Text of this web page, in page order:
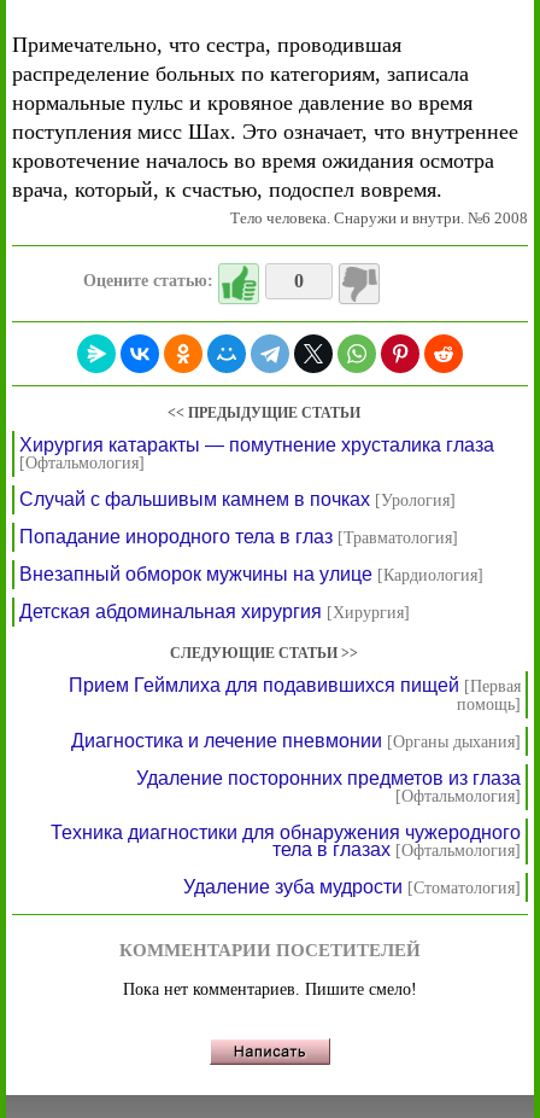
Примечательно, что сестра, проводившая
распределение больных по категориям, записала
нормальные пульс и кровяное давление во время
поступления мисс Шах. Это означает, что внутреннее
кровотечение началось во время ожидания осмотра
врача, который, к счастью, подоспел вовремя.
Тело человека. Снаружи и внутри. №6 2008
Оцените статью: 0
<< ПРЕДЫДУЩИЕ СТАТЬИ
Хирургия катаракты — помутнение хрусталика глаза
[Офтальмология]
Случай с фальшивым камнем в почках [Урология]
Попадание инородного тела в глаз [Травматология]
Внезапный обморок мужчины на улице [Кардиология]
Детская абдоминальная хирургия [Хирургия]
СЛЕДУЮЩИЕ СТАТЬИ >>
Прием Геймлиха для подавившихся пищей [Первая
помощь]
Диагностика и лечение пневмонии [Органы дыхания]
Удаление посторонних предметов из глаза
[Офтальмология]
Техника диагностики для обнаружения чужеродного
тела в глазах [Офтальмология]
Удаление зуба мудрости [Стоматология]
КОММЕНТАРИИ ПОСЕТИТЕЛЕЙ
Пока нет комментариев. Пишите смело!